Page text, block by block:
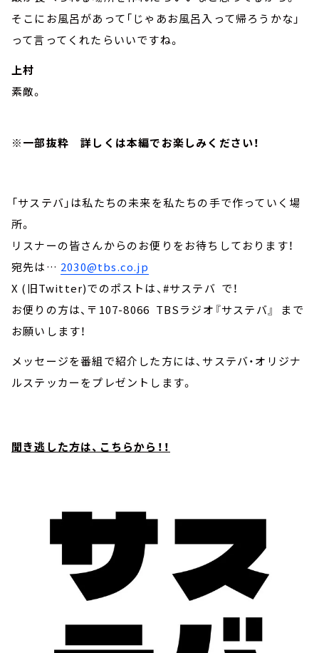
そこにお風呂があって「じゃあお風呂入って帰ろうかな」
って言ってくれたらいいですね。
上村
素敵。
※一部抜粋 詳しくは本編でお楽しみください！
「サステバ」は私たちの未来を私たちの手で作っていく場
所。
リスナーの皆さんからのお便りをお待ちしております！
宛先は… 2030@tbs.co.jp
X (旧Twitter)でのポストは、#サステバ で！
お便りの方は、〒107-8066 TBSラジオ『サステバ』 まで
お願いします！
メッセージを番組で紹介した方には、サステバ・オリジナ
ルステッカーをプレゼントします。
聞き逃した方は、こちらから！！